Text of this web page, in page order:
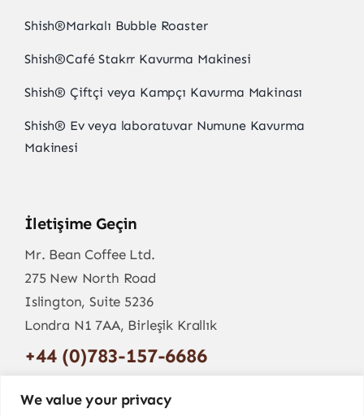
We value your privacy
Shish®Markalı Bubble Roaster
Shish®Café Stakrr Kavurma Makinesi
Shish® Çiftçi veya Kampçı Kavurma Makinası
Shish® Ev veya laboratuvar Numune Kavurma
Makinesi
İletişime Geçin
Mr. Bean Coffee Ltd.
275 New North Road
Islington, Suite 5236
Londra N1 7AA, Birleşik Krallık
+44 (0)783-157-6686